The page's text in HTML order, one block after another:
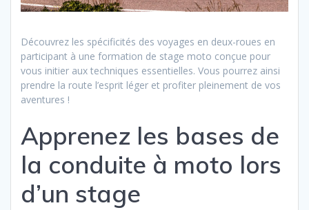
Découvrez les spécificités des voyages en deux-roues en
participant à une formation de stage moto conçue pour
vous initier aux techniques essentielles. Vous pourrez ainsi
prendre la route l’esprit léger et profiter pleinement de vos
aventures !
Apprenez les bases de
la conduite à moto lors
d’un stage